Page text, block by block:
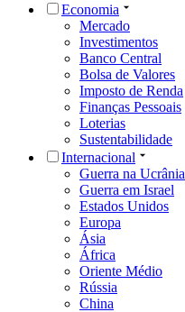
Economia
Mercado
Investimentos
Banco Central
Bolsa de Valores
Imposto de Renda
Finanças Pessoais
Loterias
Sustentabilidade
Internacional
Guerra na Ucrânia
Guerra em Israel
Estados Unidos
Europa
Ásia
África
Oriente Médio
Rússia
China